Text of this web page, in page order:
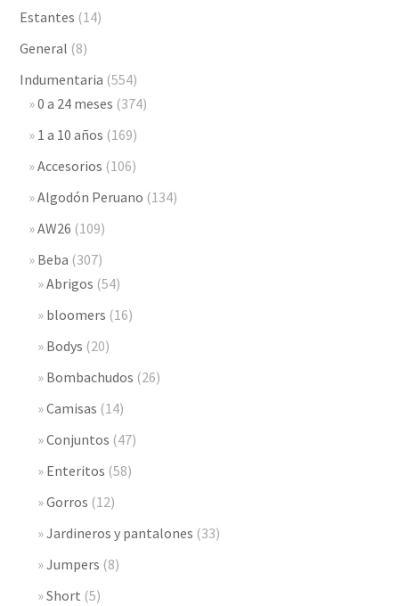
Estantes (14)
General (8)
Indumentaria (554)
0 a 24 meses (374)
1 a 10 años (169)
Accesorios (106)
Algodón Peruano (134)
AW26 (109)
Beba (307)
Abrigos (54)
bloomers (16)
Bodys (20)
Bombachudos (26)
Camisas (14)
Conjuntos (47)
Enteritos (58)
Gorros (12)
Jardineros y pantalones (33)
Jumpers (8)
Short (5)